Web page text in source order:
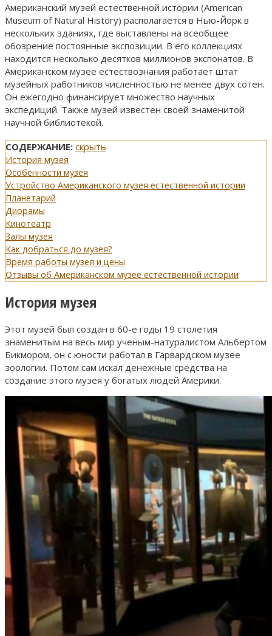
Американский музей естественной истории (American
Museum of Natural History) располагается в Нью-Йорк в
нескольких зданиях, где выставлены на всеобщее
обозрение постоянные экспозиции. В его коллекциях
находится несколько десятков миллионов экспонатов. В
Американском музее естествознания работает штат
музейных работников численностью не менее двух сотен.
Он ежегодно финансирует множество научных
экспедиций. Также музей известен своей знаменитой
научной библиотекой.
СОДЕРЖАНИЕ: скрыть
История музея
Особенности музея
Устройство Американского музея естественной истории
Планетарий
Диорамы
Кинотеатр
Залы музея
Как добраться до музея?
Время работы музея и цены
Отзывы об Американском музее естественной истории
История музея
Этот музей был создан в 60-е годы 19 столетия
знаменитым на весь мир ученым-натуралистом Альбертом
Бикмором, он с юности работал в Гарвардском музее
зоологии. Потом сам искал денежные средства на
создание этого музея у богатых людей Америки.